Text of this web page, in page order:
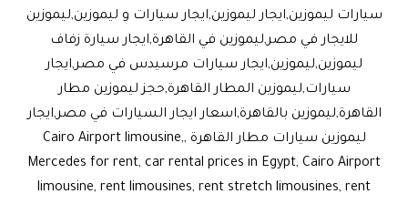
سيارات ليموزين,ايجار ليموزين,ايجار سيارات و ليموزين,ليموزين
للايجار في مصر,ليموزين في القاهرة,ايجار سيارة زفاف
ليموزين,ليموزين,ايجار سيارات مرسيدس في مصر,ايجار
سيارات,ليموزين المطار القاهرة,حجز ليموزين مطار
القاهرة,ليموزين بالقاهرة,اسعار ايجار السيارات في مصر,ايجار
ليموزين سيارات مطار القاهرة ,Cairo Airport limousine,
Mercedes for rent, car rental prices in Egypt, Cairo Airport
limousine, rent limousines, rent stretch limousines, rent